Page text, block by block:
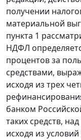
получении
материальной
пункта 1
НДФЛ
процентов за
средствами,
исходя из трех
банком
таких средств,
исходя из